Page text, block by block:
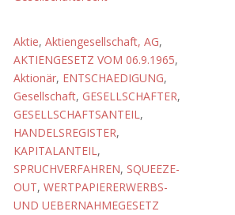
Aktie, Aktiengesellschaft, AG,
AKTIENGESETZ VOM 06.9.1965,
Aktionär, ENTSCHAEDIGUNG,
Gesellschaft, GESELLSCHAFTER,
GESELLSCHAFTSANTEIL,
HANDELSREGISTER,
KAPITALANTEIL,
SPRUCHVERFAHREN, SQUEEZE-
OUT, WERTPAPIERERWERBS-
UND UEBERNAHMEGESETZ